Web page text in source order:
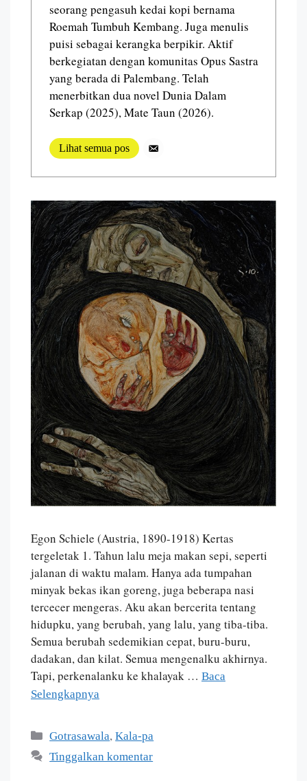
seorang pengasuh kedai kopi bernama
Roemah Tumbuh Kembang. Juga menulis
puisi sebagai kerangka berpikir. Aktif
berkegiatan dengan komunitas Opus Sastra
yang berada di Palembang. Telah
menerbitkan dua novel Dunia Dalam
Serkap (2025), Mate Taun (2026).
Lihat semua pos
Egon Schiele (Austria, 1890-1918) Kertas
tergeletak 1. Tahun lalu meja makan sepi, seperti
jalanan di waktu malam. Hanya ada tumpahan
minyak bekas ikan goreng, juga beberapa nasi
tercecer mengeras. Aku akan bercerita tentang
hidupku, yang berubah, yang lalu, yang tiba-tiba.
Semua berubah sedemikian cepat, buru-buru,
dadakan, dan kilat. Semua mengenalku akhirnya.
Tapi, perkenalanku ke khalayak … Baca
Selengkapnya
Gotrasawala,Kala-pa
Tinggalkan komentar